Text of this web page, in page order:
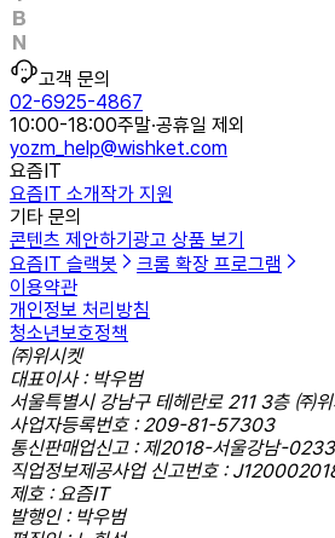
고객 문의
02-6925-4867
10:00-18:00주말·공휴일 제외
yozm_help@wishket.com
요즘IT
요즘IT 소개작가 지원
기타 문의
콘텐츠 제안하기 광고 상품 보기
요즘IT 슬랙봇
크롬 확장 프로그램
이용약관
개인정보 처리방침
청소년보호정책
㈜위시켓
대표이사 : 박우범
서울특별시 강남구 테헤란로 211 3층 ㈜
사업자등록번호 : 209-81-57303
통신판매업신고 : 제2018-서울강남-
직업정보제공사업 신고번호 :
제호 : 요즘IT
발행인 : 박우범